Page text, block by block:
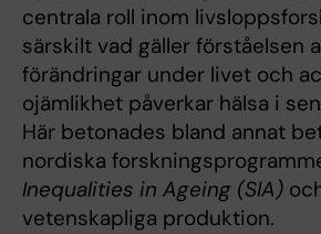
centrala roll inom
särskilt vad gäller förståelsen
förändringar under livet och
ojämlikhet påverkar hälsa i
Här betonades bland annat
nordiska
Inequalities in Ageing (SIA)
vetenskapliga produktion.